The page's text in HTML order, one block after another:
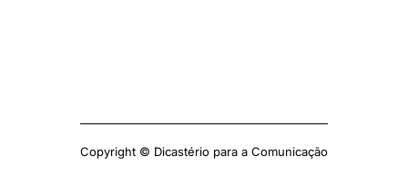
Copyright © Dicastério para a Comunicação